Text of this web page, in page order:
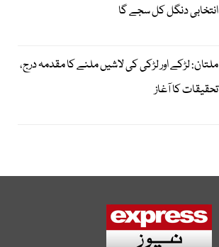
انتخابی دنگل کل سجے گا
ملتان: لڑکے اور لڑکی کی لاشیں ملنے کا مقدمہ درج،
تحقیقات کا آغاز